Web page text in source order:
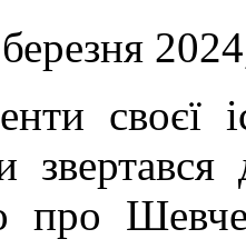
своєї
про